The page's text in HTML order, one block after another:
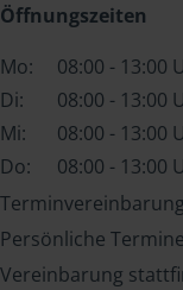
Öffnungszeiten
Mo:
08:00 - 13:00
Di:
08:00 - 13:00
Mi:
08:00 - 13:00
Do:
08:00 - 13:00
Persönliche
Vereinbarung